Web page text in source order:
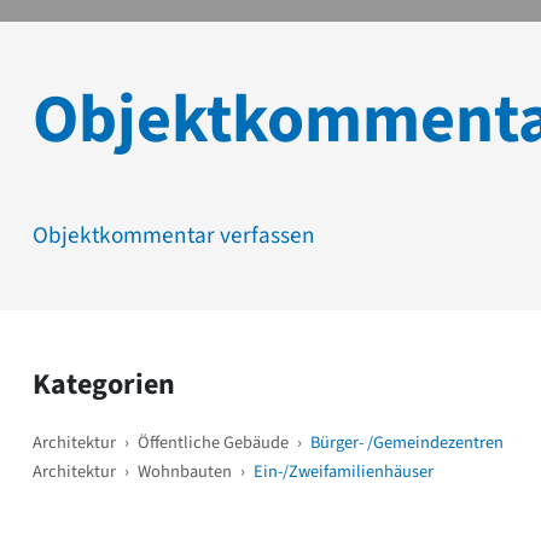
Objektkommentar verfassen
Kategorien
Architektur › Öffentliche Gebäude › Bürger- /Gemeindezentren
Architektur › Wohnbauten › Ein-/Zweifamilienhäuser